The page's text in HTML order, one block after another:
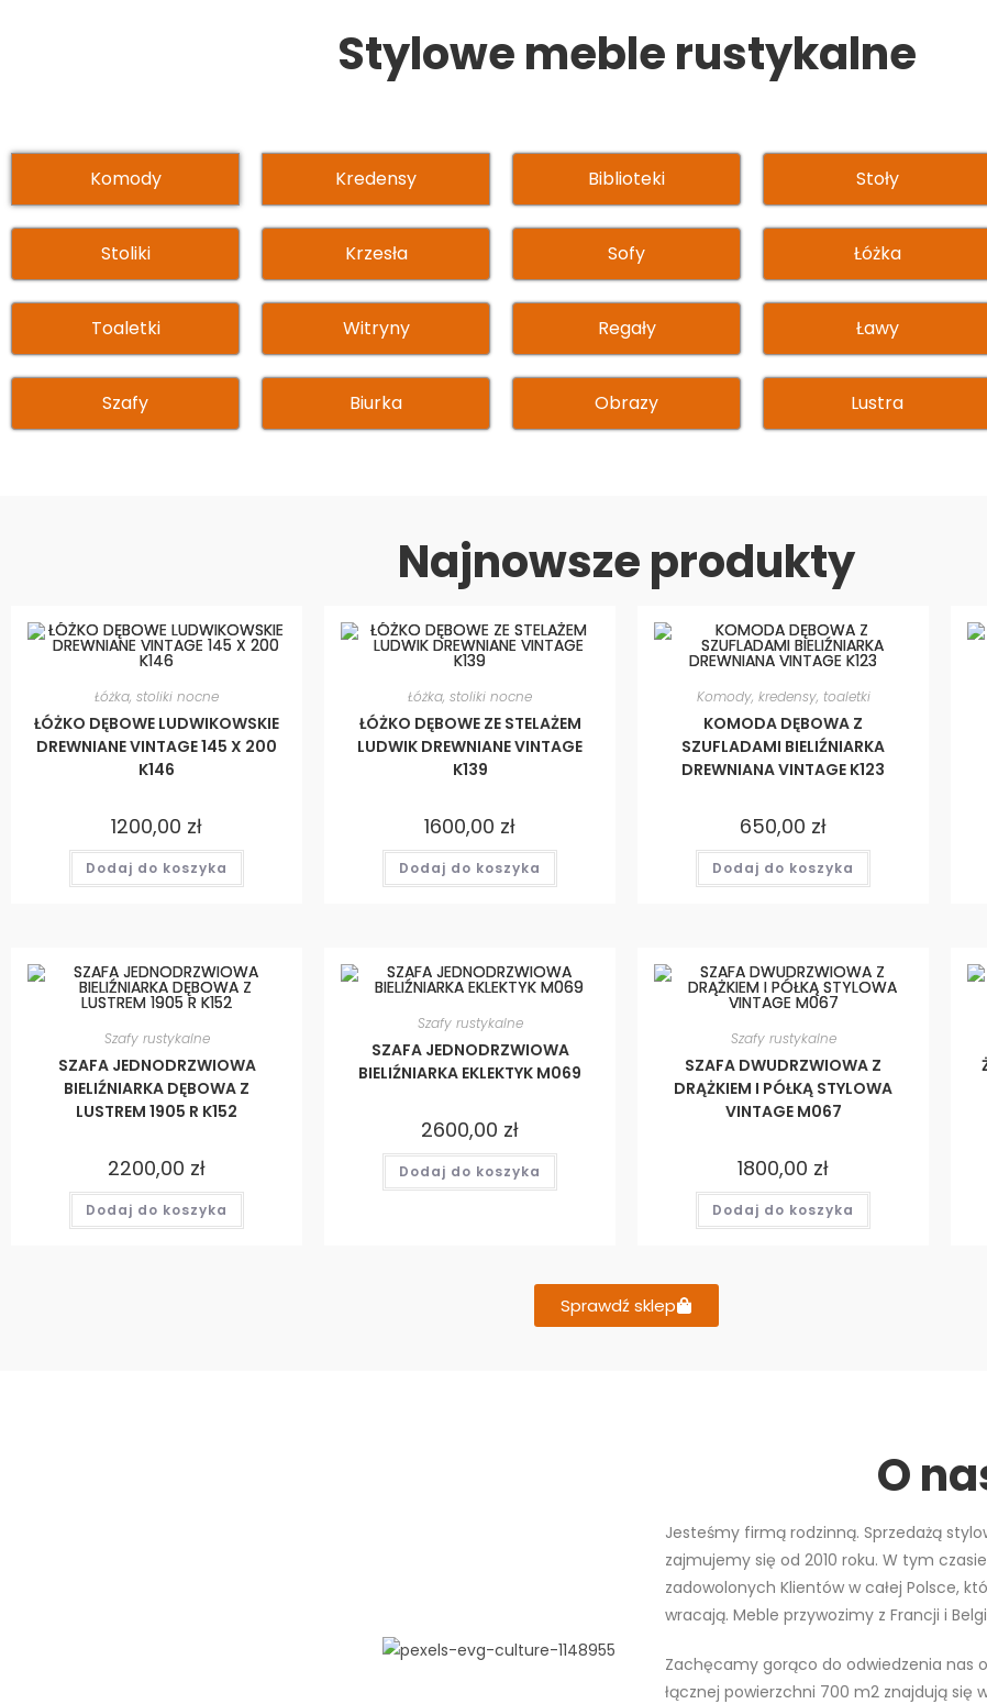
NASZYM SKLEPIE
Stylowe meble rustykalne
Komody
Stoliki
Toaletki
Szafy
Kredensy
Krzesła
Witryny
Biurka
Biblioteki
Sofy
Regały
Obrazy
Stoły
Łóżka
Ławy
Lustra
Najnowsze produkty
Łóżka, stoliki nocne
ŁÓŻKO DĘBOWE LUDWIKOWSKIE
DREWNIANE VINTAGE 145 X 200
K146
1200,00 zł
Dodaj do koszyka
Łóżka, stoliki nocne
ŁÓŻKO DĘBOWE ZE STELAŻEM
LUDWIK DREWNIANE VINTAGE
K139
1600,00 zł
Dodaj do koszyka
Komody, kredensy, toaletki
KOMODA DĘBOWA Z
SZUFLADAMI BIELIŹNIARKA
DREWNIANA VINTAGE K123
650,00 zł
Dodaj do koszyka
Szafy rustykalne
SZAFA JEDNODRZWIOWA
BIELIŹNIARKA DĘBOWA Z
LUSTREM 1905 R K152
2200,00 zł
Dodaj do koszyka
Szafy rustykalne
SZAFA JEDNODRZWIOWA
BIELIŹNIARKA EKLEKTYK M069
2600,00 zł
Dodaj do koszyka
Szafy rustykalne
SZAFA DWUDRZWIOWA Z
DRĄŻKIEM I PÓŁKĄ STYLOWA
VINTAGE M067
1800,00 zł
Dodaj do koszyka
Sprawdź sklep
O
Jesteśmy firmą rodzinną. Sprzedażą
zajmujemy się od 2010 roku. W tym
zadowolonych Klientów w całej Polsce,
wracają. Meble przywozimy z Francji i
Zachęcamy gorąco do odwiedzenia nas
łącznej powierzchni 700 m2 znajdują się